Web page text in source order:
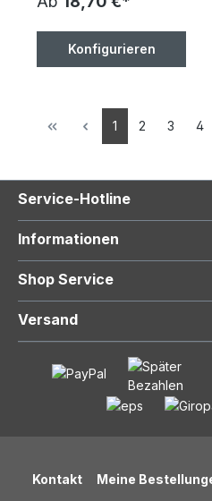
Durchmesser,
100-400cm, inkl.
Trägern
Konfigurieren
1 2 3 4
Service-Hotline
Informationen
Shop Service
Versand
Kontakt Meine